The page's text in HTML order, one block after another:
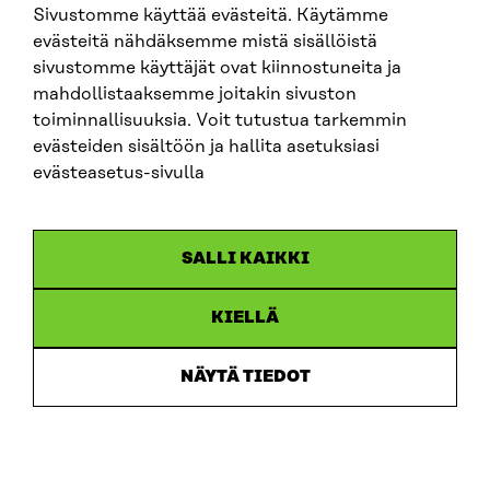
Sivustomme käyttää evästeitä. Käytämme
evästeitä nähdäksemme mistä sisällöistä
sivustomme käyttäjät ovat kiinnostuneita ja
mahdollistaaksemme joitakin sivuston
toiminnallisuuksia. Voit tutustua tarkemmin
evästeiden sisältöön ja hallita asetuksiasi
evästeasetus-sivulla
SALLI KAIKKI
KIELLÄ
NÄYTÄ TIEDOT
SITRA PÅ SOCIALA MEDIER
LinkedIn
Instagram
YouTube
Tillgänglighetsutredning
Beskrivning av handlingsoffentligheten